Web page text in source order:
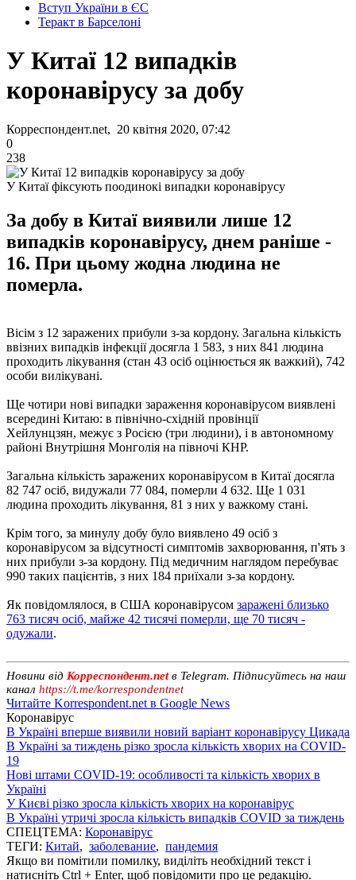
Вступ України в ЄС
Теракт в Барселоні
У Китаї 12 випадків
коронавірусу за добу
Корреспондент.net, 20 квітня 2020, 07:42
0
238
У Китаї фіксують поодинокі випадки коронавірусу
За добу в Китаї виявили лише 12
випадків коронавірусу, днем раніше -
16. При цьому жодна людина не
померла.
Вісім з 12 заражених прибули з-за кордону. Загальна кількість
ввізних випадків інфекції досягла 1 583, з них 841 людина
проходить лікування (стан 43 осіб оцінюється як важкий), 742
особи вилікувані.
Ще чотири нові випадки зараження коронавірусом виявлені
всередині Китаю: в північно-східній провінції
Хейлунцзян, межує з Росією (три людини), і в автономному
районі Внутрішня Монголія на півночі КНР.
Загальна кількість заражених коронавірусом в Китаї досягла
82 747 осіб, видужали 77 084, померли 4 632. Ще 1 031
людина проходить лікування, 81 з них у важкому стані.
Крім того, за минулу добу було виявлено 49 осіб з
коронавірусом за відсутності симптомів захворювання, п'ять з
них прибули з-за кордону. Під медичним наглядом перебуває
990 таких пацієнтів, з них 184 приїхали з-за кордону.
Як повідомлялося, в США коронавірусом заражені близько
763 тисяч осіб, майже 42 тисячі померли, ще 70 тисяч -
одужали.
Новини від Корреспондент.netв Telegram. Підписуйтесь на наш
канал https://t.me/korrespondentnet
Читайте Korrespondent.net в Google News
Коронавірус
В Україні вперше виявили новий варіант коронавірусу Цикада
В Україні за тиждень різко зросла кількість хворих на COVID-
19
Нові штами COVID-19: особливості та кількість хворих в
Україні
У Києві різко зросла кількість хворих на коронавірус
В Україні утричі зросла кількість випадків COVID за тиждень
СПЕЦТЕМА: Коронавірус
ТЕГИ: Китай, заболевание, пандемия
Якщо ви помітили помилку, виділіть необхідний текст і
натисніть Ctrl + Enter, щоб повідомити про це редакцію.